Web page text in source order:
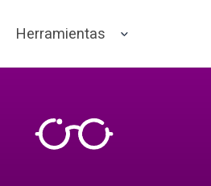
Herramientas